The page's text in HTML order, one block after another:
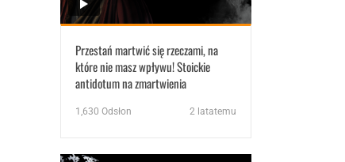
Przestań martwić się rzeczami, na
które nie masz wpływu! Stoickie
antidotum na zmartwienia
1,630 Odsłon 2 latatemu